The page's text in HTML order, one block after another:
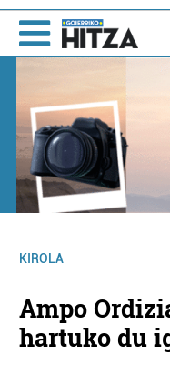
KIROLA
Ampo
hartuko du